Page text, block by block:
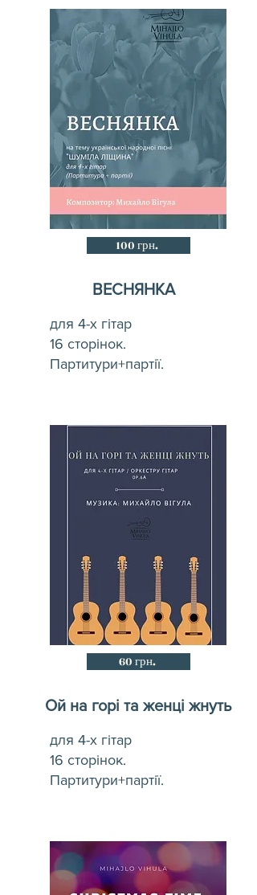
100 грн.
ВЕСНЯНКА
для 4-х гітар
16 сторінок.
Партитури+партії.
60 грн.
Ой на горі та женці жнуть
для 4-х гітар
16 сторінок.
Партитури+партії.